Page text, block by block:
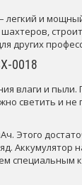
легкий и
других
0018
влаги и пыли.
светить и не
Этого
Аккумулятор
специальным